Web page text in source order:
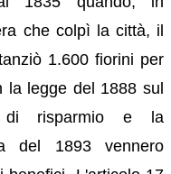
che colpì la città, il
1.600 fiorini per
la legge del 1888 sul
di risparmio e la
del 1893 vennero